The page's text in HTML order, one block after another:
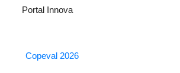
Portal Innova